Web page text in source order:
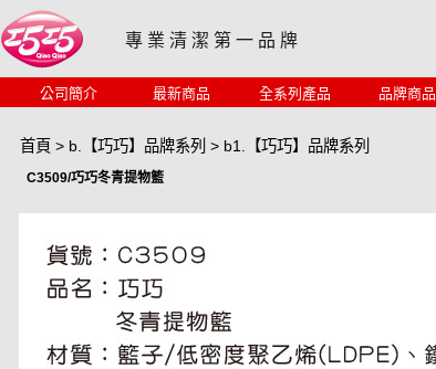
專 業 清 潔 第 一 品 牌
公司簡介 最新商品 全系列產品 品牌商品
首頁 > b.【巧巧】品牌系列 > b1.【巧巧】品牌系列
C3509/巧巧冬青提物籃